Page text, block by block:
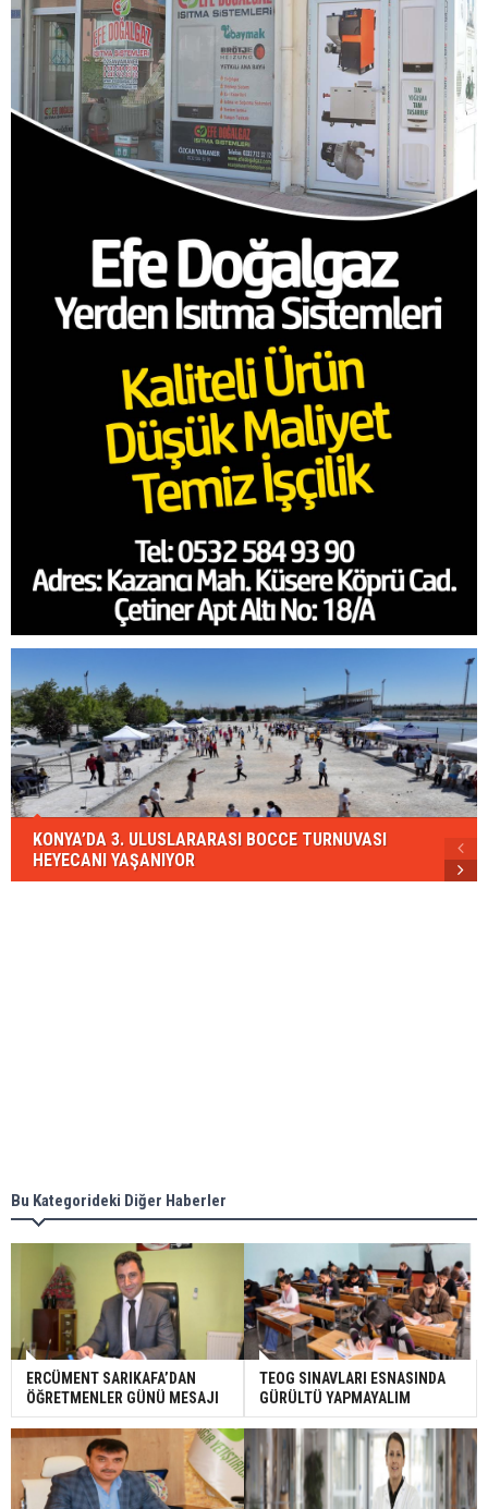
KONYA’DA 3. ULUSLARARASI BOCCE TURNUVASI
HEYECANI YAŞANIYOR
Bu Kategorideki Diğer Haberler
ERCÜMENT SARIKAFA’DAN
ÖĞRETMENLER GÜNÜ MESAJI
TEOG SINAVLARI ESNASINDA
GÜRÜLTÜ YAPMAYALIM